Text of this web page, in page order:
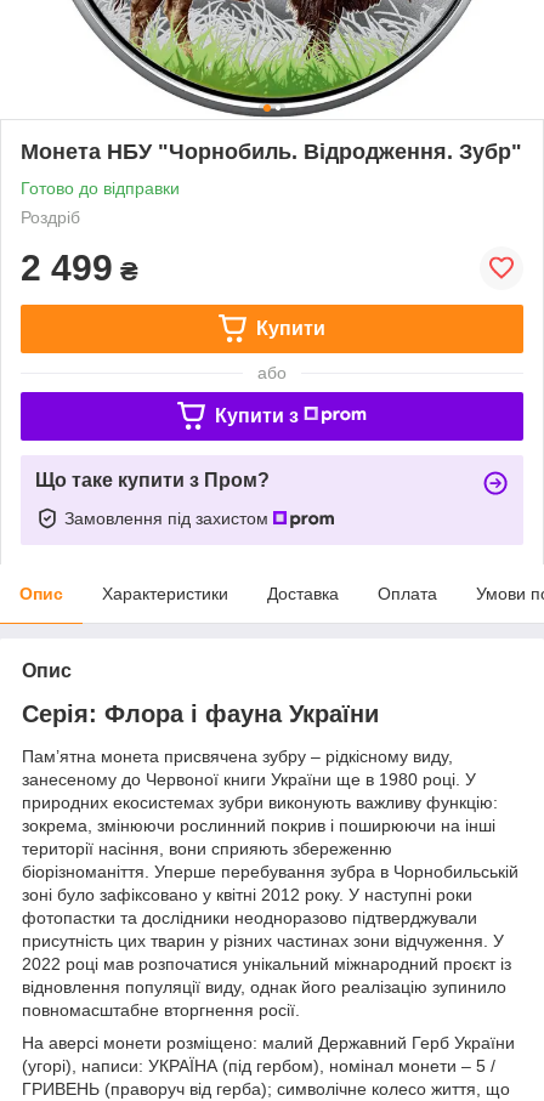
Монета НБУ "Чорнобиль. Відродження. Зубр"
Готово до відправки
Роздріб
2 499 ₴
Купити
або
Купити з
Що таке купити з Пром?
Замовлення під захистом
Опис Характеристики Доставка Оплата Умови
Опис
Серія: Флора і фауна України
Пам’ятна монета присвячена зубру – рідкісному виду,
занесеному до Червоної книги України ще в 1980 році. У
природних екосистемах зубри виконують важливу функцію:
зокрема, змінюючи рослинний покрив і поширюючи на інші
території насіння, вони сприяють збереженню
біорізноманіття. Уперше перебування зубра в Чорнобильській
зоні було зафіксовано у квітні 2012 року. У наступні роки
фотопастки та дослідники неодноразово підтверджували
присутність цих тварин у різних частинах зони відчуження. У
2022 році мав розпочатися унікальний міжнародний проєкт із
відновлення популяції виду, однак його реалізацію зупинило
повномасштабне вторгнення росії.
На аверсі монети розміщено: малий Державний Герб України
(угорі), написи: УКРАЇНА (під гербом), номінал монети – 5 /
ГРИВЕНЬ (праворуч від герба); символічне колесо життя, що